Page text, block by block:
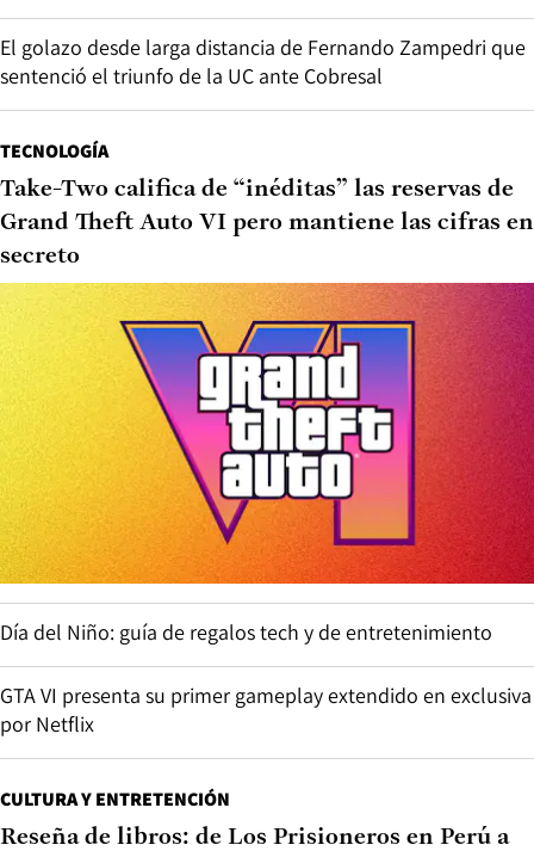
El golazo desde larga distancia de Fernando Zampedri que
sentenció el triunfo de la UC ante Cobresal
TECNOLOGÍA
Take-Two califica de “inéditas” las reservas de
Grand Theft Auto VI pero mantiene las cifras en
secreto
Día del Niño: guía de regalos tech y de entretenimiento
GTA VI presenta su primer gameplay extendido en exclusiva
por Netflix
CULTURA Y ENTRETENCIÓN
Reseña de libros: de Los Prisioneros en Perú a